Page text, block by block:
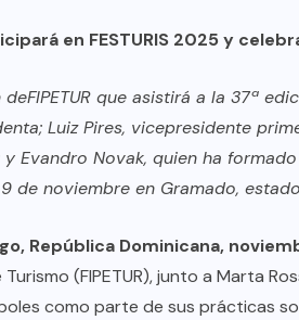
en FESTURIS 2025 y
que asistirá a la 37ª
Luiz Pires, vicepresidente
y Evandro Novak, quien ha
de noviembre en Gramado,
República Dominicana,
(FIPETUR), junto a Marta
como parte de sus prácticas